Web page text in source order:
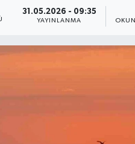
31.05.2026 - 09:35
YAYINLANMA